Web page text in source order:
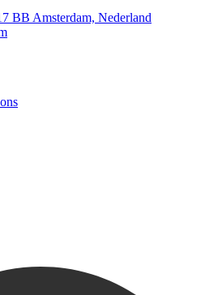
BB Amsterdam, Nederland